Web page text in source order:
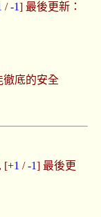
/-1] 最後更新：
徹底的安全
[+1 /-1] 最後更